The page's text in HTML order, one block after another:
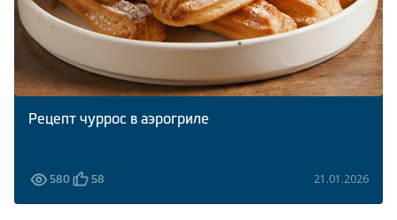
Рецепт чуррос в аэрогриле
580 58 21.01.2026